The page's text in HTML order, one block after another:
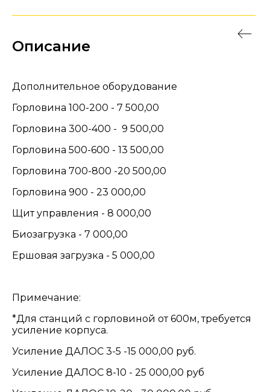
Описание
Дополнительное оборудование
Горловина 100-200 - 7 500,00
Горловина 300-400 - 9 500,00
Горловина 500-600 - 13 500,00
Горловина 700-800 -20 500,00
Горловина 900 - 23 000,00
Щит управления - 8 000,00
Биозагрузка - 7 000,00
Ершовая загрузка - 5 000,00
Примечание:
*Для станций с горловиной от 600м, требуется
усиление корпуса.
Усиление ДАЛОС 3-5 -15 000,00 руб.
Усиление ДАЛОС 8-10 - 25 000,00 руб